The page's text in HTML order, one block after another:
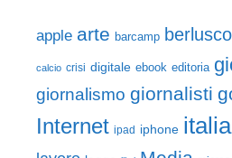
apple arte barcamp
calcio crisi digitale ebook editoria
giornalismo giornalisti
Internet ipad iphone italia